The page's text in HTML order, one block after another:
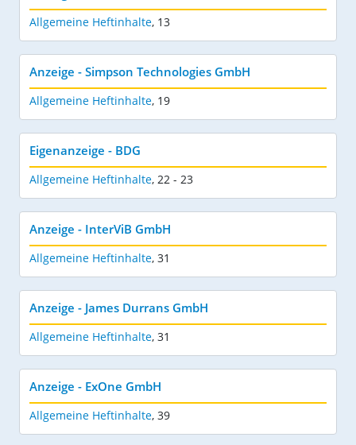
Allgemeine Heftinhalte, 13
Anzeige - Simpson Technologies GmbH
Allgemeine Heftinhalte, 19
Eigenanzeige - BDG
Allgemeine Heftinhalte, 22 - 23
Anzeige - InterViB GmbH
Allgemeine Heftinhalte, 31
Anzeige - James Durrans GmbH
Allgemeine Heftinhalte, 31
Anzeige - ExOne GmbH
Allgemeine Heftinhalte, 39